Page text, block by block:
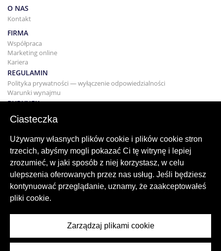
O NAS
Kontakt
FIRMA
Współpraca
Marketing online
Kariera
REGULAMIN
Polityka prywatności — wyłączenie odpowiedzialności
Warunki wynajmu
BUDYNEK
Projektowanie
Kupowanie domu
Sprzedaż
Usługa wyszukiwania
BLOG
Blog
Regiony na całym świecie
Ciasteczka
Używamy własnych plików cookie i plików cookie stron
trzecich, abyśmy mogli pokazać Ci tę witrynę i lepiej
zrozumieć, w jaki sposób z niej korzystasz, w celu
ulepszenia oferowanych przez nas usług. Jeśli będziesz
kontynuować przeglądanie, uznamy, że zaakceptowałeś
pliki cookie.
Zarządzaj plikami cookie